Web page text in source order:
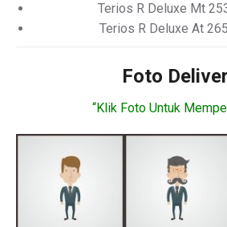
Terios R Deluxe Mt
Terios R Deluxe At
Foto
“Klik Foto Untuk